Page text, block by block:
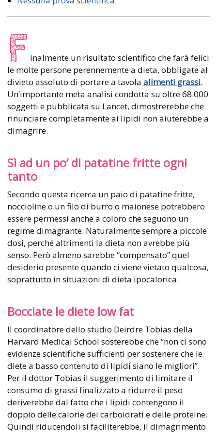
F inalmente un risultato scientifico che farà felici
le molte persone perennemente a dieta, obbligate al
divieto assoluto di portare a tavola alimenti grassi.
Un’importante meta analisi condotta su oltre 68.000
soggetti e pubblicata su Lancet, dimostrerebbe che
rinunciare completamente ai lipidi non aiuterebbe a
dimagrire.
Sì ad un po’ di patatine fritte ogni
tanto
Secondo questa ricerca un paio di patatine fritte,
noccioline o un filo di burro o maionese potrebbero
essere permessi anche a coloro che seguono un
regime dimagrante. Naturalmente sempre a piccole
dosi, perché altrimenti la dieta non avrebbe più
senso. Però almeno sarebbe “compensato” quel
desiderio presente quando ci viene vietato qualcosa,
soprattutto in situazioni di dieta ipocalorica.
Bocciate le diete low fat
Il coordinatore dello studio Deirdre Tobias della
Harvard Medical School sosterebbe che “non ci sono
evidenze scientifiche sufficienti per sostenere che le
diete a basso contenuto di lipidi siano le migliori”.
Per il dottor Tobias il suggerimento di limitare il
consumo di grassi finalizzato a ridurre il peso
deriverebbe dal fatto che i lipidi contengono il
doppio delle calorie dei carboidrati e delle proteine.
Quindi riducendoli si faciliterebbe, il dimagrimento.